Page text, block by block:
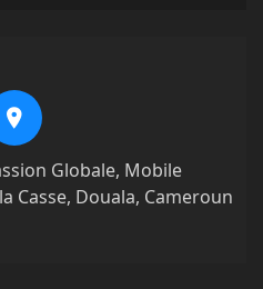
Globale, Mobile
Casse, Douala, Cameroun